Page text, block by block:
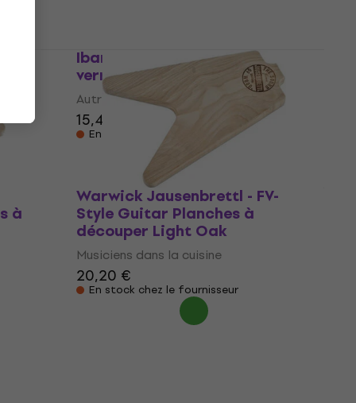
Ibanez ICT10RG Dessous de
verre
Autres accessoires musicaux
15,40 € 15,60 €
En stock chez le fournisseur
à
Warwick Jausenbrettl - FV-
Style Guitar Planches à
découper Light Oak
Musiciens dans la cuisine
20,20 €
En stock chez le fournisseur